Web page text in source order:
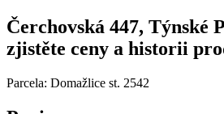
Čerchovská 447, Týnské
zjistěte ceny a historii
Parcela: Domažlice st. 2542